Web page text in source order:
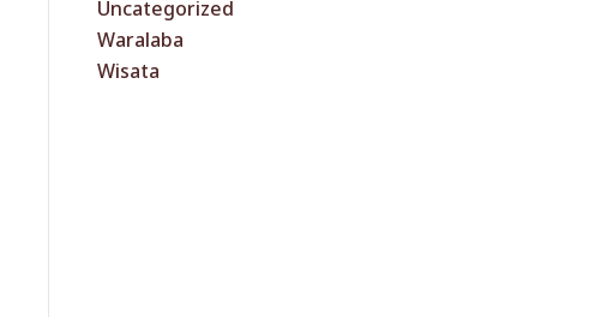
Uncategorized
Waralaba
Wisata